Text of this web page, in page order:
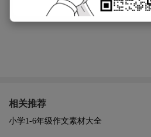
相关推荐
小学1-6年级作文素材大全